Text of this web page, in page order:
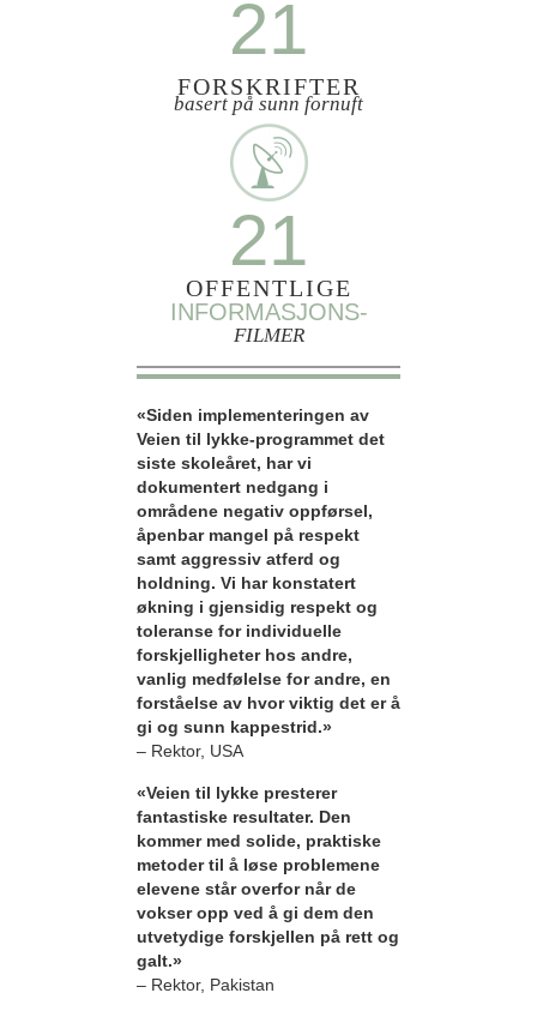
21
FORSKRIFTER
basert på sunn fornuft
21
OFFENTLIGE
INFORMASJONS-
FILMER
«Siden implementeringen av
Veien til lykke-programmet det
siste skoleåret, har vi
dokumentert nedgang i
områdene negativ oppførsel,
åpenbar mangel på respekt
samt aggressiv atferd og
holdning. Vi har konstatert
økning i gjensidig respekt og
toleranse for individuelle
forskjelligheter hos andre,
vanlig medfølelse for andre, en
forståelse av hvor viktig det er å
gi og sunn kappestrid.»
– Rektor, USA
«Veien til lykke presterer
fantastiske resultater. Den
kommer med solide, praktiske
metoder til å løse problemene
elevene står overfor når de
vokser opp ved å gi dem den
utvetydige forskjellen på rett og
galt.»
– Rektor, Pakistan